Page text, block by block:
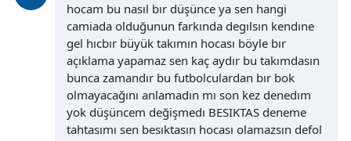
hocam bu nasıl bır düşünce ya sen hangi
camiada olduğunun farkında degılsın kendıne
gel hıcbır büyük takımın hocası böyle bır
açıklama yapamaz sen kaç aydır bu takımdasın
bunca zamandır bu futbolculardan bır bok
olmayacağını anlamadın mı son kez denedım
yok düşüncem değişmedı BESIKTAS deneme
tahtasımı sen besıktasın hocası olamazsın defol